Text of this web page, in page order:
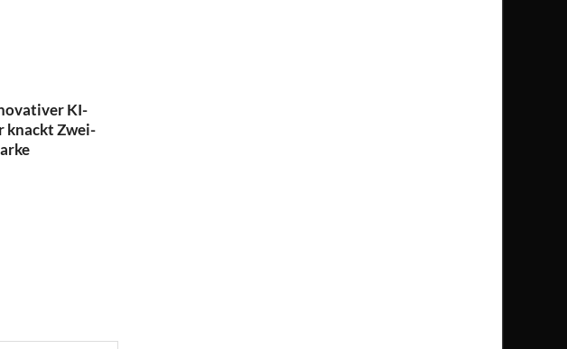
KI-
knackt Zwei-